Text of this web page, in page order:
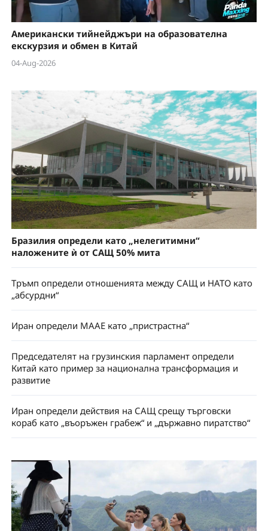
Американски тийнейджъри на образователна
екскурзия и обмен в Китай
04-Aug-2026
Бразилия определи като „нелегитимни“
наложените ѝ от САЩ 50% мита
Тръмп определи отношенията между САЩ и НАТО като
„абсурдни“
Иран определи МААЕ като „пристрастна“
Председателят на грузинския парламент определи
Китай като пример за национална трансформация и
развитие
Иран определи действия на САЩ срещу търговски
кораб като „въоръжен грабеж“ и „държавно пиратство“